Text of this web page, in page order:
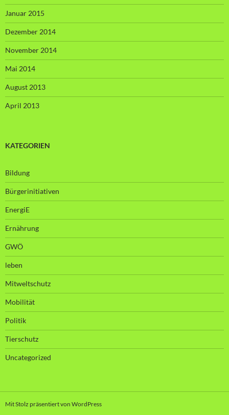
Januar 2015
Dezember 2014
November 2014
Mai 2014
August 2013
April 2013
KATEGORIEN
Bildung
Bürgerinitiativen
EnergiE
Ernährung
GWÖ
leben
Mitweltschutz
Mobilität
Politik
Tierschutz
Uncategorized
Mit Stolz präsentiert von WordPress